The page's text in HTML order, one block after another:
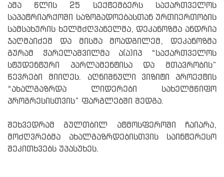
ამა წლის 25 სექტემბერს საქართველოს
საპატრიარქოში საზოგადოებასთან ურთიერთობის
სამსახურის ხელმძღვანელმა, დეკანოზმა ანდრია
ჯაღმაიძემ და მისმა მოადგილემ, დეკანოზმა
გურამ ჭარელაშვილმა ა(ა)იპ “საქართველოს
სტუდენტური პარლამენტისა და მთავრობის”
წევრები მიიღეს. აღნიშნული ვიზიტი პროექტის
“ახალგაზრდა ლიდერები სახელმწიფო
პროგრესისთვის” ფარგლებში შედგა.
შეხვედრამ გულთბილ ატმოსფეროში ჩაიარა,
მოძღვრებმა ახალგაზრდებისთვის საინტერესო
შეკითხვებს უპასუხეს.